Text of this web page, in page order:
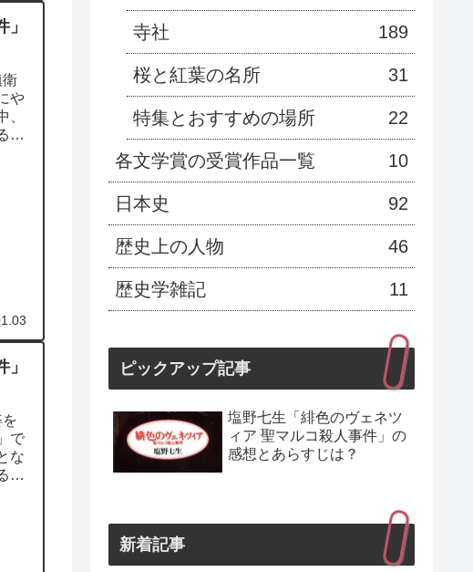
衛
や
、
よ
で
な
の
寺社 189
桜と紅葉の名所 31
特集とおすすめの場所 22
各文学賞の受賞作品一覧 10
日本史 92
歴史上の人物 46
歴史学雑記 11
ピックアップ記事
塩野七生「緋色のヴェネツ
ィア 聖マルコ殺人事件」の
感想とあらすじは？
新着記事